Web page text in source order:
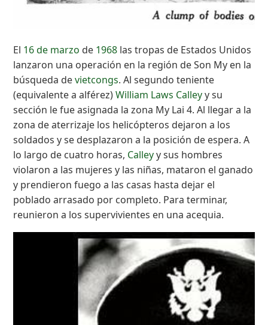
El 16 de marzo de 1968 las tropas de Estados Unidos
lanzaron una operación en la región de Son My en la
búsqueda devietcongs. Al segundo teniente
(equivalente a alférez)William Laws Calleyy su
sección le fue asignada la zona My Lai 4. Al llegar a la
zona de aterrizaje los helicópteros dejaron a los
soldados y se desplazaron a la posición de espera. A
lo largo de cuatro horas, Calleyy sus hombres
violaron a las mujeres y las niñas, mataron el ganado
y prendieron fuego a las casas hasta dejar el
poblado arrasado por completo. Para terminar,
reunieron a los supervivientes en una acequia.